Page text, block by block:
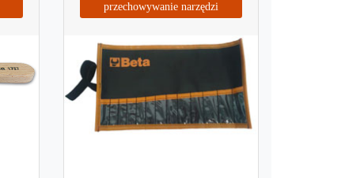
przechowywanie narzędzi